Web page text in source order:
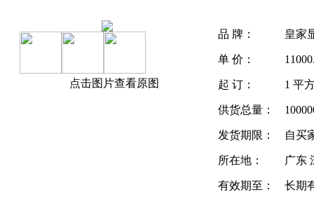
点击图片查看原图
品 牌： 皇家
单 价：
起 订： 1 平
供货总量：
发货期限： 自买
所在地： 广东
有效期至： 长期